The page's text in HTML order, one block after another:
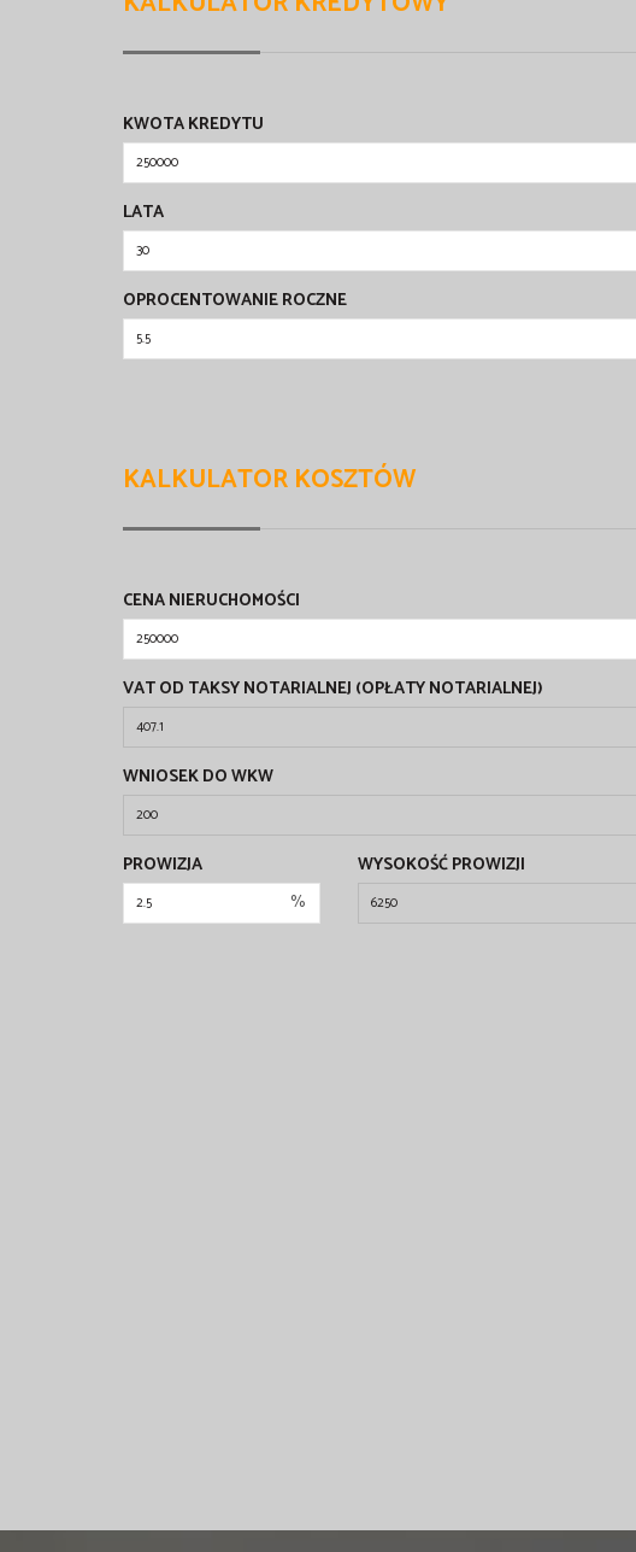
KWOTA KREDYTU
LATA
OPROCENTOWANIE ROCZNE
KALKULATOR KOSZTÓW
CENA NIERUCHOMOŚCI
VAT OD TAKSY NOTARIALNEJ (OPŁATY NOTARIALNEJ)
WNIOSEK DO WKW
PROWIZJA
%
WYSOKOŚĆ PROWIZJI